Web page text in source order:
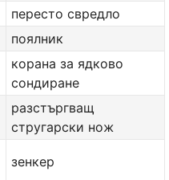
пересто свредло
поялник
корана за ядково
сондиране
разстъргващ
стругарски нож
зенкер